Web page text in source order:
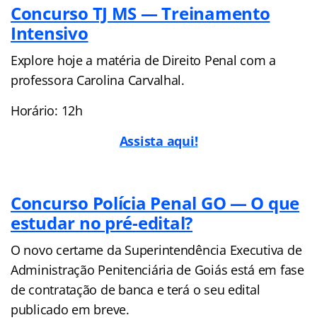
Concurso TJ MS — Treinamento
Intensivo
Explore hoje a matéria de Direito Penal com a
professora Carolina Carvalhal.
Horário: 12h
Assista aqui!
Concurso Polícia Penal GO — O que
estudar no pré-edital?
O novo certame da Superintendência Executiva de
Administração Penitenciária de Goiás está em fase
de contratação de banca e terá o seu edital
publicado em breve.